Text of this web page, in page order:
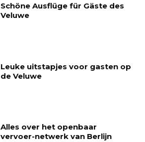
Schöne Ausflüge für Gäste des
Veluwe
Leuke uitstapjes voor gasten op
de Veluwe
Alles over het openbaar
vervoer-netwerk van Berlijn